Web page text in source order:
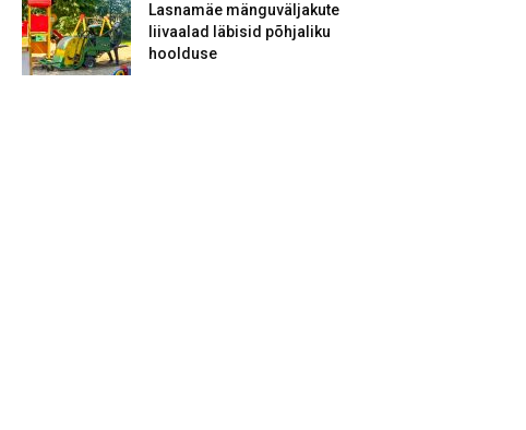
Lasnamäe mänguväljakute
liivaalad läbisid põhjaliku
hoolduse